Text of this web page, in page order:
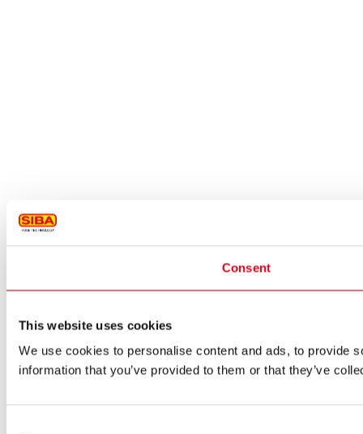
Consent
This website uses cookies
We use cookies to personalise content and ads, to provide
information that you’ve provided to them or that they’ve